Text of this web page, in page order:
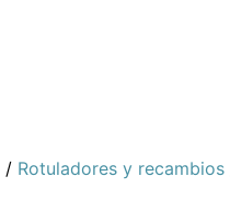
/ Rotuladores y recambios